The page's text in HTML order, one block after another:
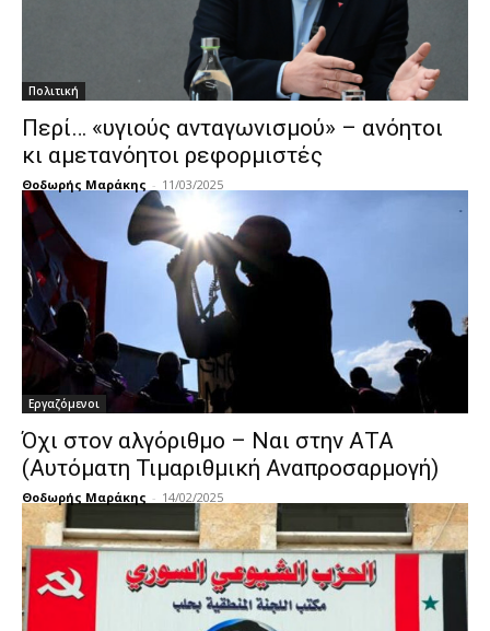
Πολιτική
Περί… «υγιούς ανταγωνισμού» – ανόητοι
κι αμετανόητοι ρεφορμιστές
Θοδωρής Μαράκης - 11/03/2025
Εργαζόμενοι
Όχι στον αλγόριθμο – Ναι στην ΑΤΑ
(Αυτόματη Τιμαριθμική Αναπροσαρμογή)
Θοδωρής Μαράκης - 14/02/2025